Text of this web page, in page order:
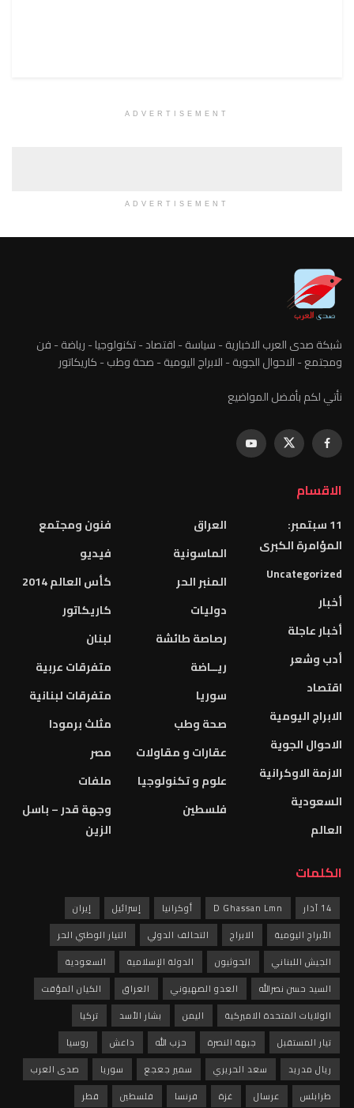
ADVERTISEMENT
ADVERTISEMENT
شبكة صدى العرب الاخبارية - سياسة - اقتصاد - تكنولوجيا - رياضة - فن
ومجتمع - الاحوال الجوية - الابراج اليومية - صحة وطب - كاريكاتور
نأتي لكم بأفضل المواضيع
الاقسام
11 سبتمبر:
المؤامرة الكبرى
Uncategorized
أخبار
أخبار عاجلة
أدب وشعر
اقتصاد
الابراج اليومية
الاحوال الجوية
الازمة الاوكرانية
السعودية
العالم
العراق
الماسونية
المنبر الحر
دوليات
رصاصة طائشة
ريــاضة
سوريا
صحة وطب
عقارات و مقاولات
علوم و تكنولوجيا
فلسطين
فنون ومجتمع
فيديو
كأس العالم 2014
كاريكاتور
لبنان
متفرقات عربية
متفرقات لبنانية
مثلث برمودا
مصر
ملفات
وجهة قدر – باسل
الزين
الكلمات
14 آذار D Ghassan Lmn أوكرانيا إسرائيل
إيران
الأبراج اليومية
الابراج التحالف الدولي
التيار الوطني الحر
الجيش اللبناني
الحوثيون الدولة الإسلامية
السعودية
السيد حسن نصرالله
العدو الصهيوني العراق
الكيان المؤقت
الولايات المتحدة الاميركية
اليمن بشار الأسد
تركيا
تيار المستقبل
جبهة النصرة حزب الله داعش
روسيا
ريال مدريد
سعد الحريري سمير جعجع سوريا
صدى العرب
طرابلس
عرسال غزة فرنسا فلسطين قطر